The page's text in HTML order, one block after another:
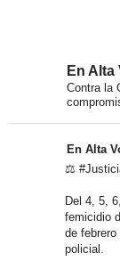
En Alta
Contra la
En Alta
⚖️
Del 4, 5,
femicidio
de
policial.